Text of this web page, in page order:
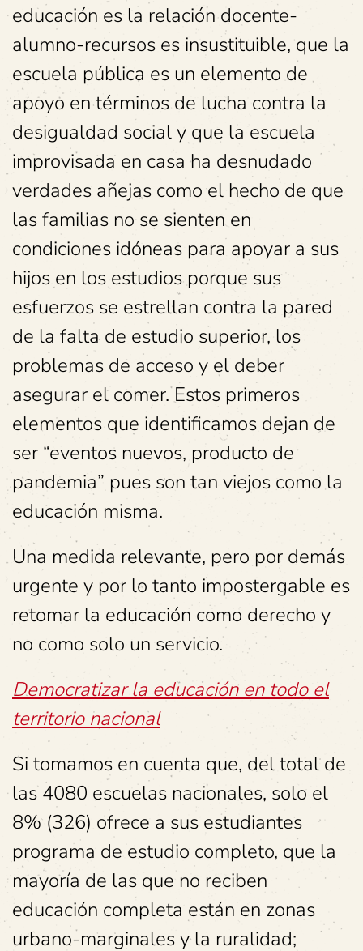
educación es la relación docente-
alumno-recursos es insustituible, que la
escuela pública es un elemento de
apoyo en términos de lucha contra la
desigualdad social y que la escuela
improvisada en casa ha desnudado
verdades añejas como el hecho de que
las familias no se sienten en
condiciones idóneas para apoyar a sus
hijos en los estudios porque sus
esfuerzos se estrellan contra la pared
de la falta de estudio superior, los
problemas de acceso y el deber
asegurar el comer. Estos primeros
elementos que identificamos dejan de
ser “eventos nuevos, producto de
pandemia” pues son tan viejos como la
educación misma.
Una medida relevante, pero por demás
urgente y por lo tanto impostergable es
retomar la educación como derecho y
no como solo un servicio.
Democratizar la educación en todo el
territorio nacional
Si tomamos en cuenta que, del total de
las 4080 escuelas nacionales, solo el
8% (326) ofrece a sus estudiantes
programa de estudio completo, que la
mayoría de las que no reciben
educación completa están en zonas
urbano-marginales y la ruralidad;